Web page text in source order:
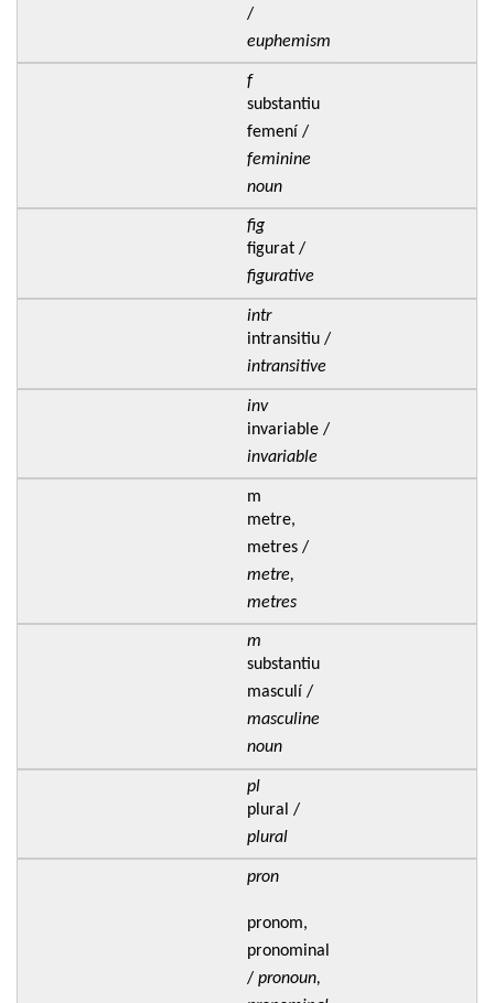
/
euphemism
f
substantiu
femení /
feminine
noun
fig
figurat /
figurative
intr
intransitiu /
intransitive
inv
invariable /
invariable
m
metre,
metres /
metre,
metres
m
substantiu
masculí /
masculine
noun
pl
plural /
plural
pron
pronom,
pronominal
/ pronoun,